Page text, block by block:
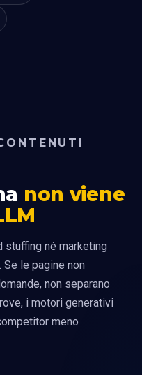
non viene
stuffing né marketing
le pagine non
non separano
i motori generativi
meno